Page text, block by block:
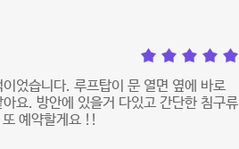
었습니다. 루프탑이 문 열면 옆에 바로
요. 방안에 있을거 다있고 간단한 침구류
또 예약할게요 !!